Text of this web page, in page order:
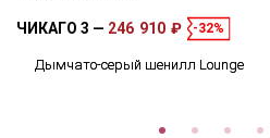
ЧИКАГО 3 246 910 ₽ -32%
Дымчато-серый шенилл Lounge